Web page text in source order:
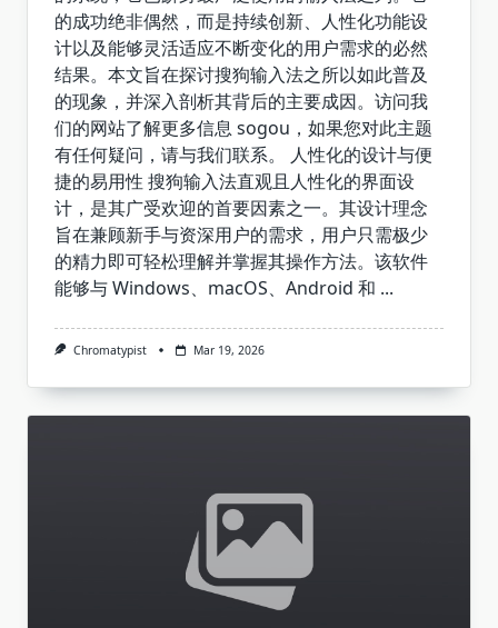
的成功绝非偶然，而是持续创新、人性化功能设
计以及能够灵活适应不断变化的用户需求的必然
结果。本文旨在探讨搜狗输入法之所以如此普及
的现象，并深入剖析其背后的主要成因。访问我
们的网站了解更多信息 sogou，如果您对此主题
有任何疑问，请与我们联系。 人性化的设计与便
捷的易用性 搜狗输入法直观且人性化的界面设
计，是其广受欢迎的首要因素之一。其设计理念
旨在兼顾新手与资深用户的需求，用户只需极少
的精力即可轻松理解并掌握其操作方法。该软件
能够与 Windows、macOS、Android 和 ...
Chromatypist Mar 19, 2026